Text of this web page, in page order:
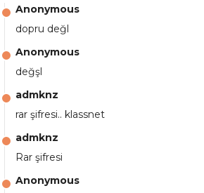
Anonymous
dopru değl
Anonymous
değşl
admknz
rar şifresi.. klassnet
admknz
Rar şifresi
Anonymous